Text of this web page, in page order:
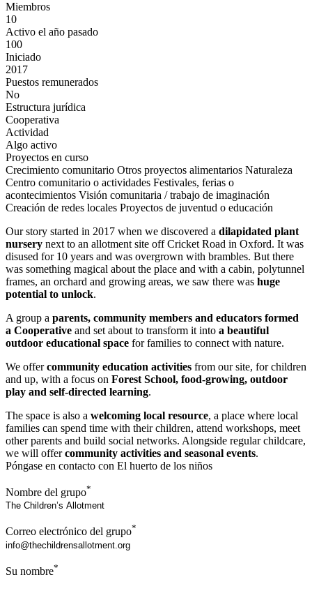
Miembros
10
Activo el año pasado
100
Iniciado
2017
Puestos remunerados
No
Estructura jurídica
Cooperativa
Actividad
Algo activo
Proyectos en curso
Crecimiento comunitario Otros proyectos alimentarios Naturaleza
Centro comunitario o actividades Festivales, ferias o
acontecimientos Visión comunitaria / trabajo de imaginación
Creación de redes locales Proyectos de juventud o educación
Our story started in 2017 when we discovered a dilapidated plant
nursery next to an allotment site off Cricket Road in Oxford. It was
disused for 10 years and was overgrown with brambles. But there
was something magical about the place and with a cabin, polytunnel
frames, an orchard and growing areas, we saw there was huge
potential to unlock.
A group a parents, community members and educators formed
a Cooperative and set about to transform it into a beautiful
outdoor educational space for families to connect with nature.
We offercommunity education activities from our site, for children
and up, with a focus on Forest School, food-growing, outdoor
play and self-directed learning.
The space is also a welcoming local resource, a place where local
families can spend time with their children, attend workshops, meet
other parents and build social networks. Alongside regular childcare,
we will offercommunity activities and seasonal events.
Póngase en contacto con El huerto de los niños
Nombre del grupo*
Correo electrónico del grupo*
Su nombre*